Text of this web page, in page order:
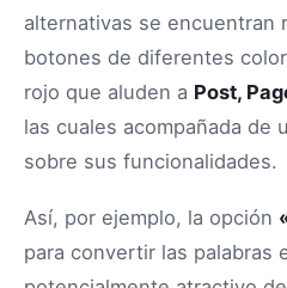
alternativas se encuentran
botones de diferentes
rojo que aluden a Post,
las cuales acompañada de
sobre sus funcionalidades.
Así, por ejemplo, la opción
para convertir las palabras